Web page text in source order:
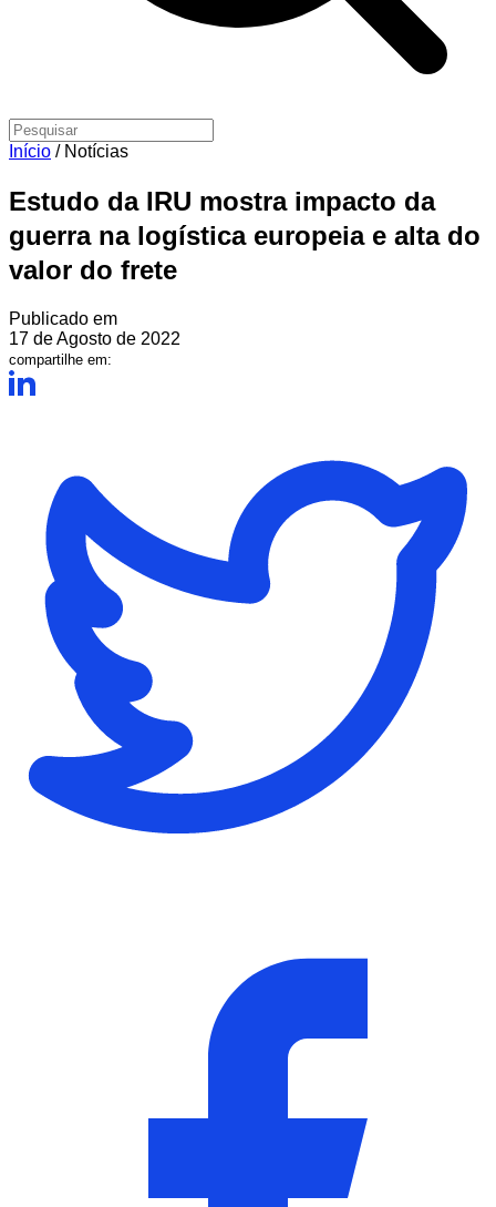
Início / Notícias
Estudo da IRU mostra impacto da
guerra na logística europeia e alta do
valor do frete
Publicado em
17 de Agosto de 2022
compartilhe em: